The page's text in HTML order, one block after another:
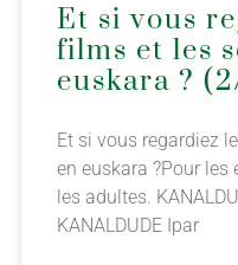
Et si vous
films et les
euskara ?
Et si vous regardiez
en euskara ?Pour les
les adultes.
KANALDUDE Ipar